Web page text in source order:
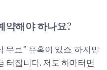
약해야 하나요?
무료” 유혹이 있죠. 하지만
터집니다. 저도 하마터면